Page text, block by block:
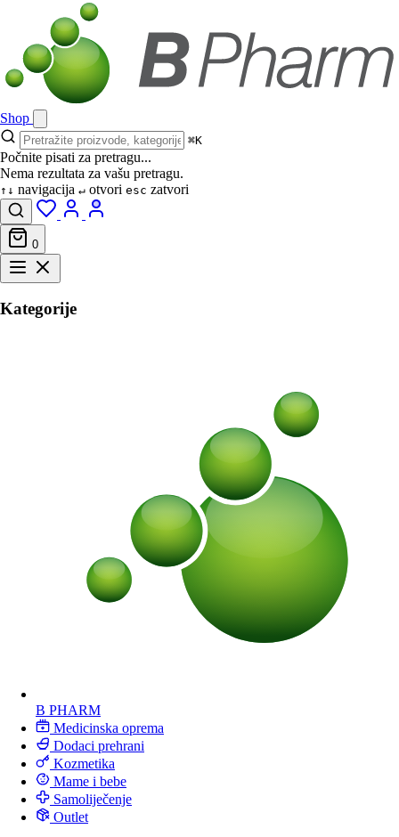
Shop
⌘K
Počnite pisati za pretragu...
Nema rezultata za vašu pretragu.
↑↓ navigacija ↵ otvori esc zatvori
0
Kategorije
B PHARM
Medicinska oprema
Dodaci prehrani
Kozmetika
Mame i bebe
Samoliječenje
Outlet